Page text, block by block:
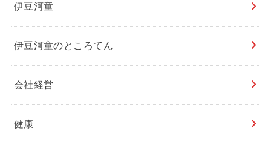
伊豆河童
伊豆河童のところてん
会社経営
健康